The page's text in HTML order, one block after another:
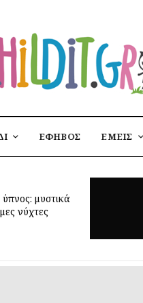
ΕΦΗΒΟΣ ΕΜΕΙΣ
η στιγμή να
το ιδανικό
δωμάτιο;